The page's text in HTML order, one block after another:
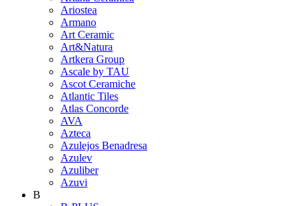
Ariostea
Armano
Art Ceramic
Art&Natura
Artkera Group
Ascale by TAU
Ascot Ceramiche
Atlantic Tiles
Atlas Concorde
AVA
Azteca
Azulejos Benadresa
Azulev
Azuliber
Azuvi
B